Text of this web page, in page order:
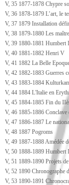
V, 35 1877-1878 Chypre
V, 36 1878-1879 L’art, le
V, 37 1879 Installation
V, 38 1879-1880 Les
V, 39 1880-1881 Humbert
V, 40 1881-1882 Henri V
V, 41 1882 La Belle
V, 42 1882-1883 Guerres
V, 43 1883-1884
V, 44 1884 L'Italie en
V, 45 1884-1885 Fin du
V, 46 1885-1886 Conclave
V, 47 1886-1887 Le
V, 48 1887 Pogroms
V, 49 1887-1888 Amédée
V, 50 1888-1889 Humbert
V, 51 1889-1890 Projets
V, 52 1890 Chronographe
V, 53 1890-1891